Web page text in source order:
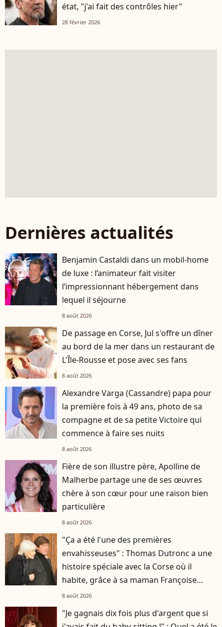
état, "j'ai fait des contrôles hier"
28 février 2026
Dernières actualités
Benjamin Castaldi dans un mobil-home
de luxe : l’animateur fait visiter
l’impressionnant hébergement dans
lequel il séjourne
8 août 2026
De passage en Corse, Jul s'offre un dîner
au bord de la mer dans un restaurant de
L'Île-Rousse et pose avec ses fans
8 août 2026
Alexandre Varga (Cassandre) papa pour
la première fois à 49 ans, photo de sa
compagne et de sa petite Victoire qui
commence à faire ses nuits
8 août 2026
Fière de son illustre père, Apolline de
Malherbe partage une de ses œuvres
chère à son cœur pour une raison bien
particulière
8 août 2026
"Ça a été l'une des premières
envahisseuses" : Thomas Dutronc a une
histoire spéciale avec la Corse où il
habite, grâce à sa maman Françoise
Hardy
8 août 2026
"Je gagnais dix fois plus d'argent que si